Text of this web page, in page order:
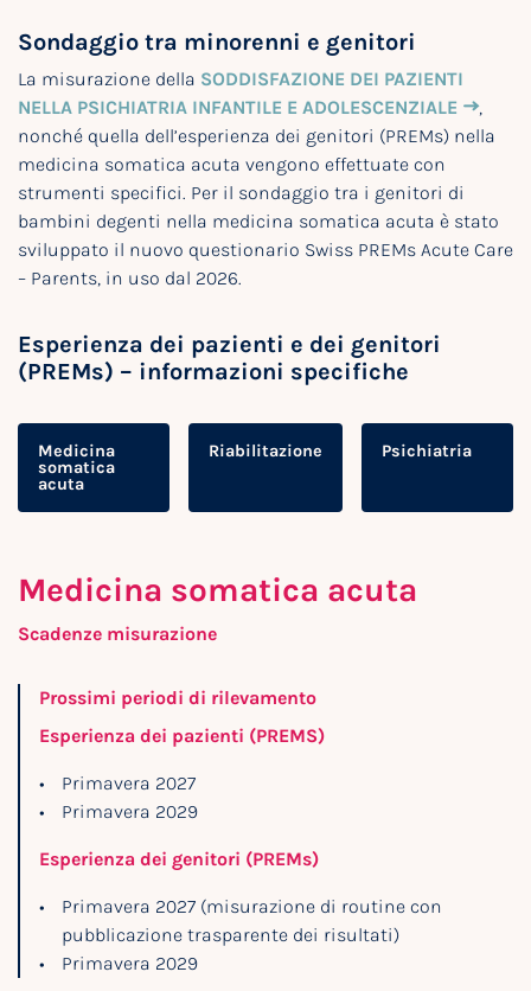
Sondaggio tra minorenni e genitori
La misurazione della SODDISFAZIONE DEI PAZIENTI
NELLA PSICHIATRIA INFANTILE E ADOLESCENZIALE
,
nonché quella dell’esperienza dei genitori (PREMs) nella
medicina somatica acuta vengono effettuate con
strumenti specifici. Per il sondaggio tra i genitori di
bambini degenti nella medicina somatica acuta è stato
sviluppato il nuovo questionario Swiss PREMs Acute Care
– Parents, in uso dal 2026.
Esperienza dei pazienti e dei genitori
(PREMs) – informazioni specifiche
Medicina
somatica
acuta
Riabilitazione Psichiatria
Medicina soma­tica acuta
Scadenze misurazione
Prossimi periodi di rilevamento
Esperienza dei pazienti (PREMS)
Primavera 2027
Primavera 2029
Esperienza dei genitori (PREMs)
Primavera 2027 (misurazione di routine con
pubblicazione trasparente dei risultati)
Primavera 2029